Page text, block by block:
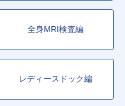
全身MRI検査編
レディースドック編